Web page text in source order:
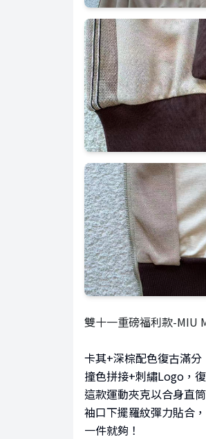
雙十一重磅福利款-MIU
卡其+深棕配色復古滿
撞色拼接+刺繡Logo，
這款運動夾克以合身直
袖口下擺羅紋彈力貼合
一件就夠！